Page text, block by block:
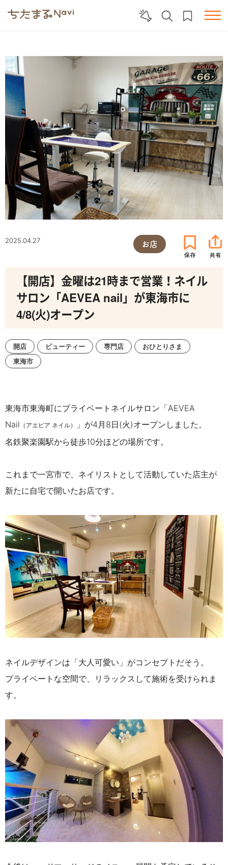
2025.04.27 お店
【開店】金曜は21時まで営業！ネイル
サロン「AEVEA nail」が東海市に
4/8(火)オープン
開店 ビューティー 専門店
おひとりさま
東海市
東海市東海町にプライベートネイルサロン「AEVEA
Nail （アエビア ネイル）
」が4月8日(火)オープンしました。
名鉄聚楽園駅から徒歩10分ほどの場所です。
これまで一宮市で、ネイリストとして活動していた店主が
新たに自宅で開いたお店です。
ネイルデザインは「大人可愛い」 がコンセプトだそう。
プライベートな空間で、リラックスして施術を受けられま
す。